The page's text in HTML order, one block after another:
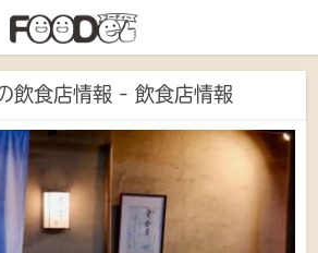
飲食店情報 - 飲食店情報